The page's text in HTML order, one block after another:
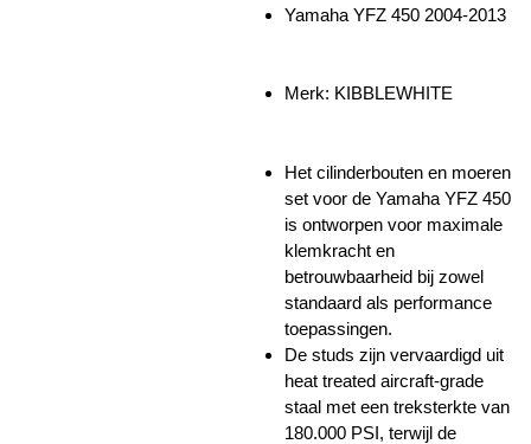
Yamaha YFZ 450 2004-2013
Merk: KIBBLEWHITE
Het cilinderbouten en moeren
set voor de Yamaha YFZ 450
is ontworpen voor maximale
klemkracht en
betrouwbaarheid bij zowel
standaard als performance
toepassingen.
De studs zijn vervaardigd uit
heat treated aircraft-grade
staal met een treksterkte van
180.000 PSI, terwijl de